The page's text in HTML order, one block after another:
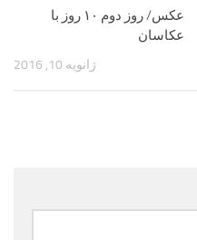
0
عکس/ روز دوم ۱۰ روز با
عکاسان
ژانویه 10, 2016